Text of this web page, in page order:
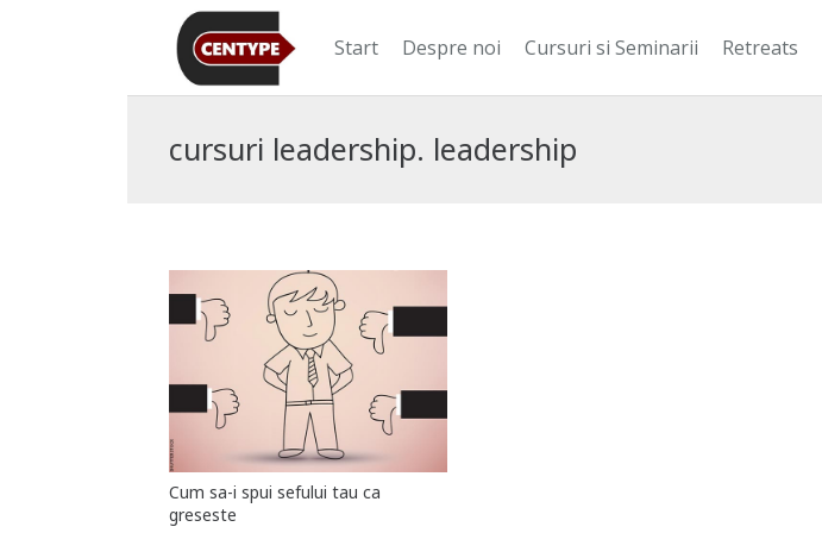
Start Despre noi Cursuri si Seminarii Retreats
cursuri leadership. leadership
Cum sa-i spui sefului tau ca
greseste